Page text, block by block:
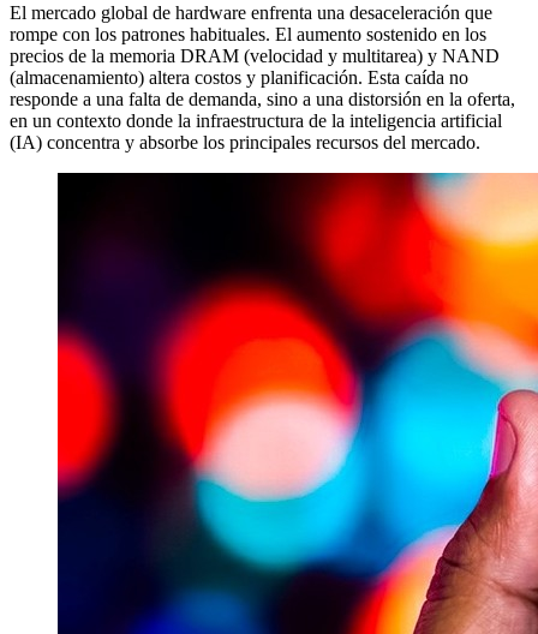
El mercado global de hardware enfrenta una desaceleración que
rompe con los patrones habituales. El aumento sostenido en los
precios de la memoria DRAM (velocidad y multitarea) y NAND
(almacenamiento) altera costos y planificación. Esta caída no
responde a una falta de demanda, sino a una distorsión en la oferta,
en un contexto donde la infraestructura de la inteligencia artificial
(IA) concentra y absorbe los principales recursos del mercado.